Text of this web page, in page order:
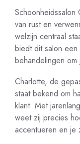
Schoonheidssalon
van rust en
welzijn centraal
biedt dit salon
behandelingen
Charlotte, de
staat bekend om
klant. Met
weet zij precies
accentueren en je